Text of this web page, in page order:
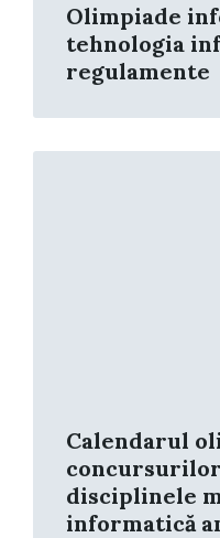
Olimpiade
tehnologia
regulamente
Calendarul
disciplinele
informatică
Read